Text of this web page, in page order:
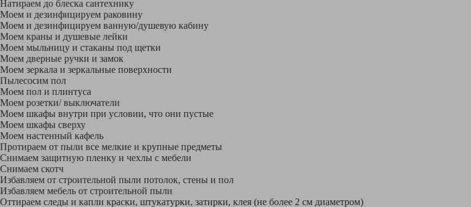
Натираем до блеска сантехнику
Моем и дезинфицируем раковину
Моем и дезинфицируем ванную/душевую кабину
Моем краны и душевые лейки
Моем мыльницу и стаканы под щетки
Моем дверные ручки и замок
Моем зеркала и зеркальные поверхности
Пылесосим пол
Моем пол и плинтуса
Моем розетки/ выключатели
Моем шкафы внутри при условии, что они пустые
Моем шкафы сверху
Моем настенный кафель
Протираем от пыли все мелкие и крупные предметы
Снимаем защитную пленку и чехлы с мебели
Снимаем скотч
Избавляем от строительной пыли потолок, стены и пол
Избавляем мебель от строительной пыли
Оттираем следы и капли краски, штукатурки, затирки, клея (не более 2 см диаметром)